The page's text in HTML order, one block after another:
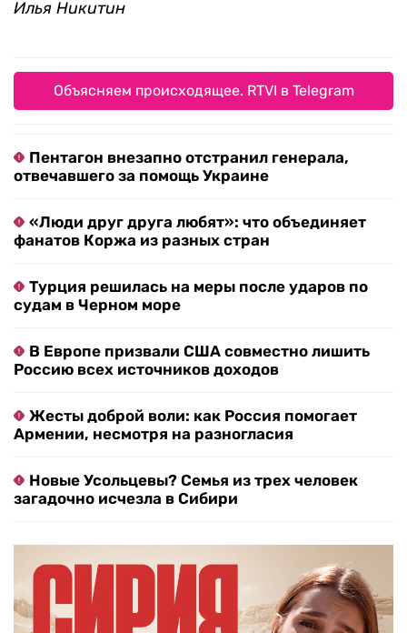
Илья Никитин
Объясняем происходящее. RTVI в Telegram
Пентагон внезапно отстранил генерала,
отвечавшего за помощь Украине
«Люди друг друга любят»: что объединяет
фанатов Коржа из разных стран
Турция решилась на меры после ударов по
судам в Черном море
В Европе призвали США совместно лишить
Россию всех источников доходов
Жесты доброй воли: как Россия помогает
Армении, несмотря на разногласия
Новые Усольцевы? Семья из трех человек
загадочно исчезла в Сибири